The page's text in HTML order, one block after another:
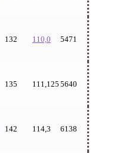
132 110,0 5471
135 111,125 5640
142 114,3 6138